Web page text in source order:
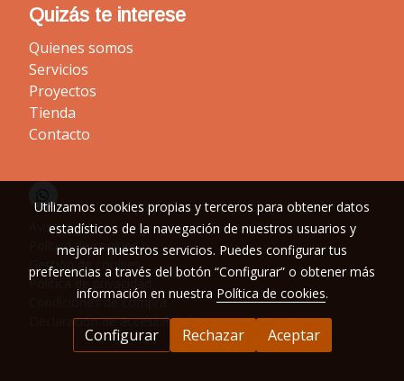
Quizás te interese
Quienes somos
Servicios
Proyectos
Tienda
Contacto
Aviso legal
Política de cookies
Gestión de cookies
Política de privacidad
Condiciones de compra
Declaración de accesibilidad
Utilizamos cookies propias y terceros para obtener datos
estadísticos de la navegación de nuestros usuarios y
mejorar nuestros servicios. Puedes configurar tus
preferencias a través del botón “Configurar” o obtener más
información en nuestra Política de cookies.
Configurar Rechazar Aceptar